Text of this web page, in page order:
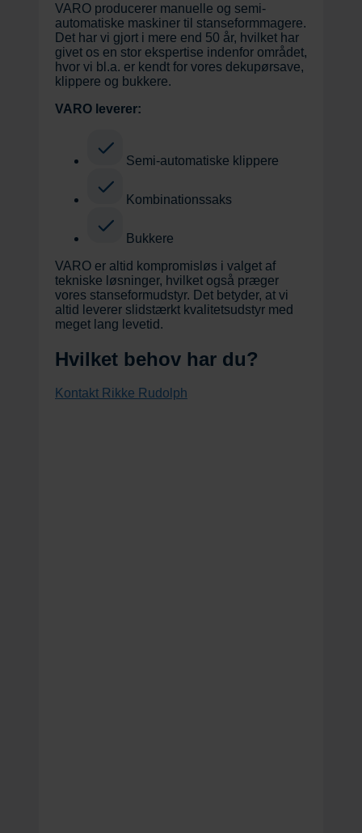
VARO producerer manuelle og semi-
automatiske maskiner til stanseformmagere.
Det har vi gjort i mere end 50 år, hvilket har
givet os en stor ekspertise indenfor området,
hvor vi bl.a. er kendt for vores dekupørsave,
klippere og bukkere.
VARO leverer:
Semi-automatiske klippere
Kombinationssaks
Bukkere
VARO er altid kompromisløs i valget af
tekniske løsninger, hvilket også præger
vores stanseformudstyr. Det betyder, at vi
altid leverer slidstærkt kvalitetsudstyr med
meget lang levetid.
Hvilket behov har du?
Kontakt Rikke Rudolph